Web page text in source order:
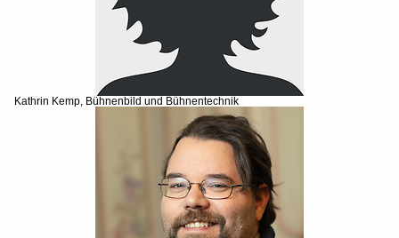
Kathrin Kemp, Bühnenbild und Bühnentechnik